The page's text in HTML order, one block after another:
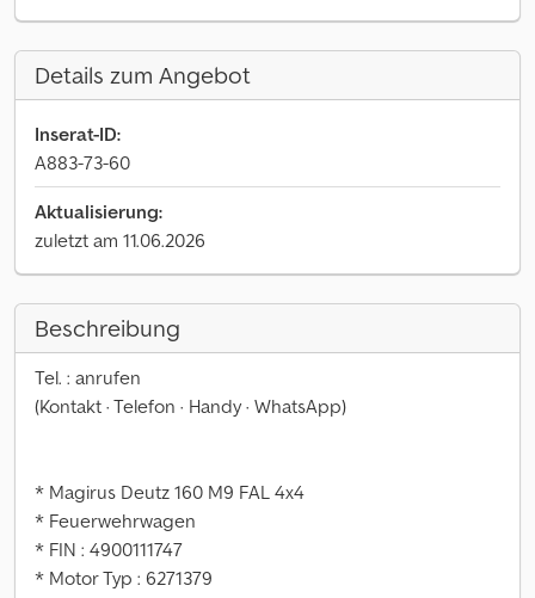
Details zum Angebot
Inserat-ID:
A883-73-60
Aktualisierung:
zuletzt am 11.06.2026
Beschreibung
Tel. : anrufen
(Kontakt · Telefon · Handy · WhatsApp)
* Magirus Deutz 160 M9 FAL 4x4
* Feuerwehrwagen
* FIN : 4900111747
* Motor Typ : 6271379